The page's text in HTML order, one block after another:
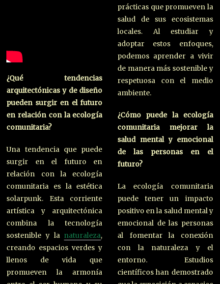
¿Qué tendencias
arquitectónicas y de diseño
pueden surgir en el futuro
en relación con la ecología
comunitaria?
Una tendencia que puede
surgir en el futuro en
relación con la ecología
comunitaria es la estética
solarpunk. Esta corriente
artística y arquitectónica
combina la tecnología
sostenible y la naturaleza,
creando espacios verdes y
llenos de vida que
promueven la armonía
prácticas que promueven la
salud de sus ecosistemas
locales. Al estudiar y
adoptar estos enfoques,
podemos aprender a vivir
de manera más sostenible y
respetuosa con el medio
ambiente.
¿Cómo puede la ecología
comunitaria mejorar la
salud mental y emocional
de las personas en el
futuro?
La ecología comunitaria
puede tener un impacto
positivo en la salud mental y
emocional de las personas
al fomentar la conexión
con la naturaleza y el
entorno. Estudios
científicos han demostrado